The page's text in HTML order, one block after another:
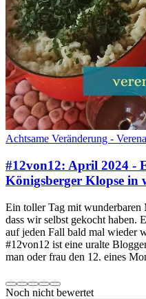
Achtsame Veränderung -
#12von12: April 2024 -
Königsberger Klopse in
Ein toller Tag mit wunderbaren
dass wir selbst gekocht haben.
auf jeden Fall bald mal wieder
#12von12 ist eine uralte
man oder frau den 12. eines
Noch nicht bewertet